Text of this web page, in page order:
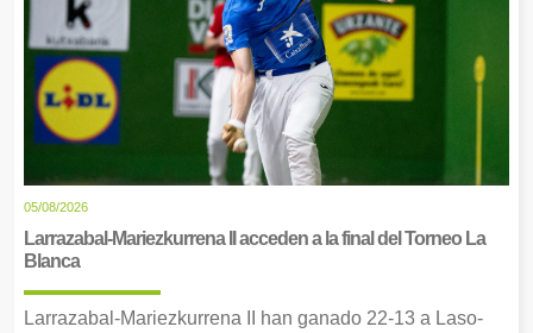
05/08/2026
Larrazabal-Mariezkurrena II acceden a la final del Torneo La
Blanca
Larrazabal-Mariezkurrena II han ganado 22-13 a Laso-